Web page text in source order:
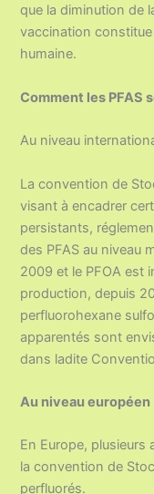
que la diminution de
vaccination constitue
humaine.
Comment les PFAS
Au niveau
La convention de
visant à encadrer
persistants,
des PFAS au niveau
2009 et le PFOA est
production, depuis
perfluorohexane
apparentés sont
dans ladite
Au niveau européen
En Europe,
la convention de
perfluorés.